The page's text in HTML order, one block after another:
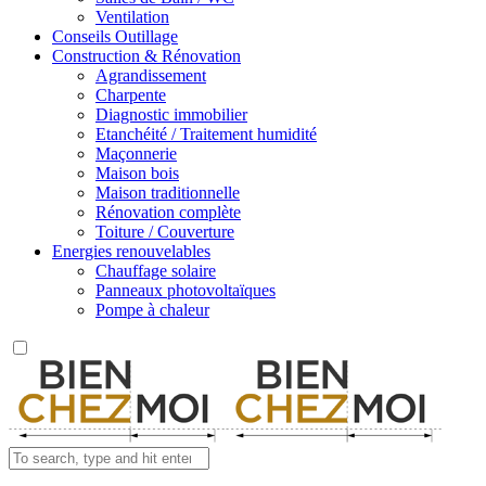
Ventilation
Conseils Outillage
Construction & Rénovation
Agrandissement
Charpente
Diagnostic immobilier
Etanchéité / Traitement humidité
Maçonnerie
Maison bois
Maison traditionnelle
Rénovation complète
Toiture / Couverture
Energies renouvelables
Chauffage solaire
Panneaux photovoltaïques
Pompe à chaleur